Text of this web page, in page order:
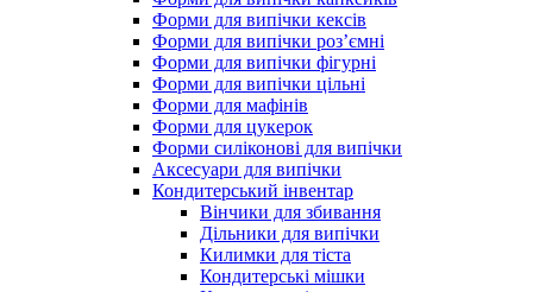
Форми для випічки кексів
Форми для випічки роз’ємні
Форми для випічки фігурні
Форми для випічки цільні
Форми для мафінів
Форми для цукерок
Форми силіконові для випічки
Аксесуари для випічки
Кондитерський інвентар
Вінчики для збивання
Дільники для випічки
Килимки для тіста
Кондитерські мішки